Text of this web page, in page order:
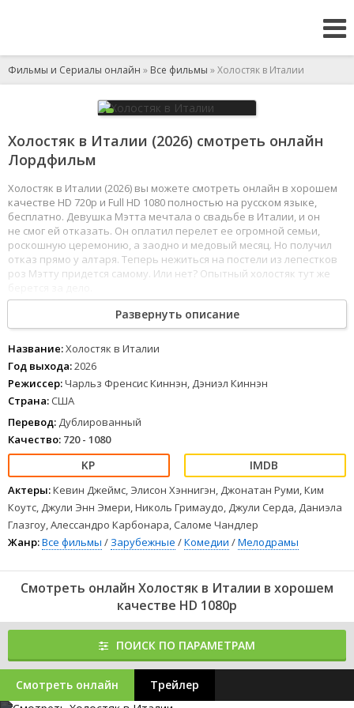
Фильмы и Сериалы онлайн » Все фильмы » Холостяк в Италии
Холостяк в Италии (2026) смотреть онлайн
Лордфильм
Холостяк в Италии (2026) вы можете смотреть онлайн в хорошем
качестве HD 720p и Full HD 1080 полностью на русском языке,
бесплатно. Девушка Мэтта мечтала о свадьбе в Италии, и он
не смог ей отказать. Он оплатил перелет ее огромной семьи,
роскошную церемонию, а заодно и медовый месяц. Но получил
отказ прямо у алтаря. Теперь нежиться на постели из лепестков
роз Мэтту придется самому. Или нет? Опытный холостяк тут же
12345 678
Развернуть описание
Название:Холостяк в Италии
Год выхода:2026
Режиссер:Чарльз Френсис Киннэн, Дэниэл Киннэн
Страна: США
Перевод: Дублированный
Качество: 720 - 1080
Актеры:Кевин Джеймс, Элисон Хэннигэн, Джонатан Руми, Ким
Коутс, Джули Энн Эмери, Николь Гримаудо, Джули Серда, Даниэла
Глазгоу, Алессандро Карбонара, Саломе Чандлер
Жанр:Все фильмы / Зарубежные /Комедии /Мелодрамы
Смотреть онлайн Холостяк в Италии в хорошем
качестве HD 1080p
ПОИСК ПО ПАРАМЕТРАМ
Смотреть онлайн Трейлер